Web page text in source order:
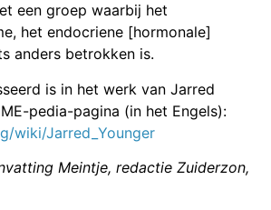
een groep waarbij het
het endocriene [hormonale]
anders betrokken is.
is in het werk van Jarred
pedia-pagina (in het Engels):
wiki/Jarred_Younger
Meintje, redactie Zuiderzon,